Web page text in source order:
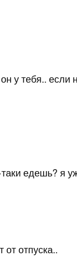
у тебя.. если
едешь? я
от отпуска..